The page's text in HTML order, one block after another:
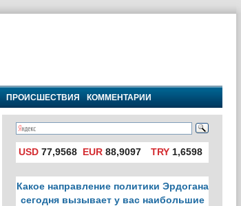
ПРОИСШЕСТВИЯ КОММЕНТАРИИ
USD 77,9568 EUR 88,9097 TRY1,6598
Какое направление политики Эрдогана
сегодня вызывает у вас наибольшие